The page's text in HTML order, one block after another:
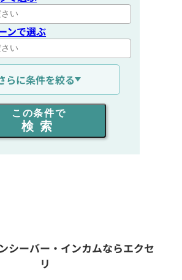
ンで選ぶ
を選ぶ
ぶ
人数を選ぶ
ード入力(製品名等)
らに条件を絞る
この条件で
検索
シーバー・インカムならエクセ
リ